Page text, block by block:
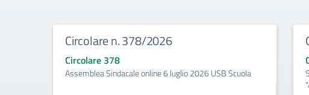
Circolare n. 378/2026
Circolare 378
Assemblea Sindacale online 6 luglio 2026 USB Scuola